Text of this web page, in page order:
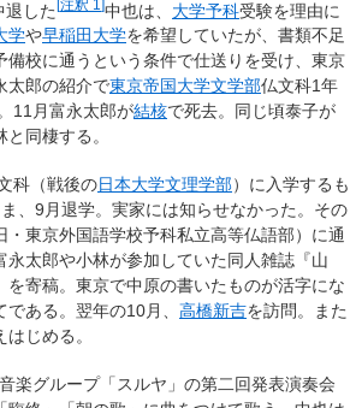
退した[注釈 1 ]中也は、 大学予科受験を理由に
学や早稲田大学を希望していたが、書類不足
備校に通うという条件で仕送りを受け、東京
太郎の紹介で東京帝国大学文学部仏文科1年
11月富永太郎が結核で死去。同じ頃泰子が
同棲する。
科（戦後の日本大学文理学部）に入学するも
、9月退学。実家には知らせなかった。その
・東京外国語学校予科私立高等仏語部）に通
永太郎や小林が参加していた同人雑誌『山
を寄稿。東京で中原の書いたものが活字にな
ある。翌年の10月、 高橋新吉を訪問。また
じめる。
楽グループ「スルヤ」の第二回発表演奏会